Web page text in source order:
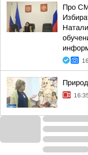
Про